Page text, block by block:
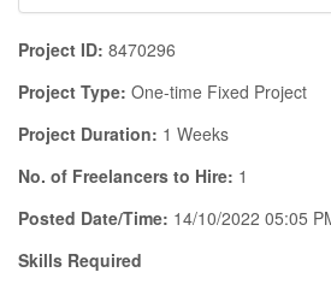
Project ID: 8470296
Project Type: One-time Fixed Project
Project Duration: 1 Weeks
No. of Freelancers to Hire: 1
Posted Date/Time: 14/10/2022 05:05
Skills Required